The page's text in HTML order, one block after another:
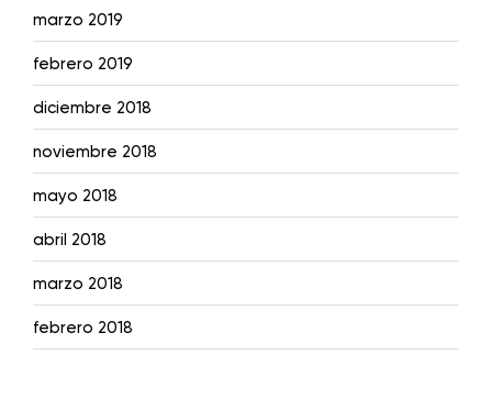
marzo 2019
febrero 2019
diciembre 2018
noviembre 2018
mayo 2018
abril 2018
marzo 2018
febrero 2018